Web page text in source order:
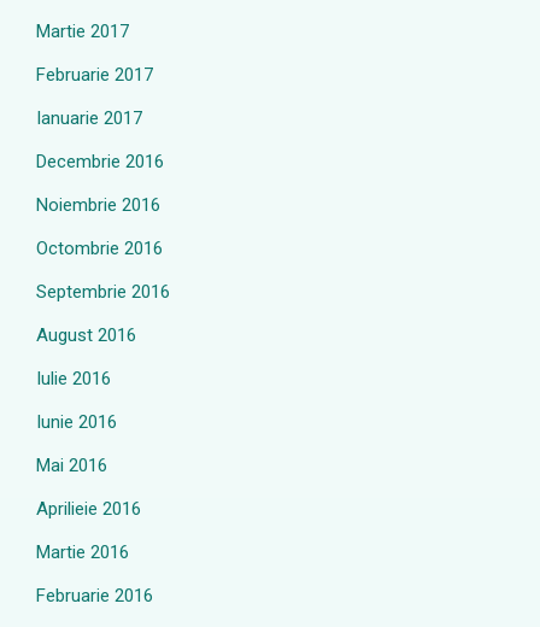
Martie 2017
Februarie 2017
Ianuarie 2017
Decembrie 2016
Noiembrie 2016
Octombrie 2016
Septembrie 2016
August 2016
Iulie 2016
Iunie 2016
Mai 2016
Aprilieie 2016
Martie 2016
Februarie 2016